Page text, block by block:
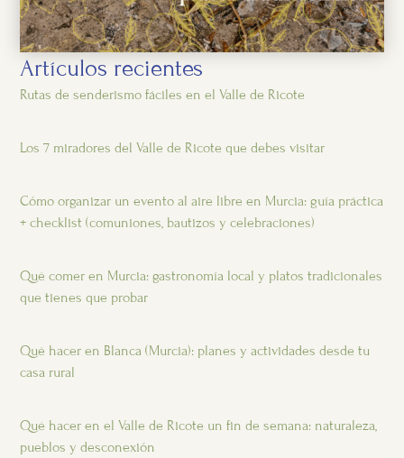
Artículos recientes
Rutas de senderismo fáciles en el Valle de Ricote
Los 7 miradores del Valle de Ricote que debes visitar
Cómo organizar un evento al aire libre en Murcia: guía práctica
+ checklist (comuniones, bautizos y celebraciones)
Qué comer en Murcia: gastronomía local y platos tradicionales
que tienes que probar
Qué hacer en Blanca (Murcia): planes y actividades desde tu
casa rural
Qué hacer en el Valle de Ricote un fin de semana: naturaleza,
pueblos y desconexión